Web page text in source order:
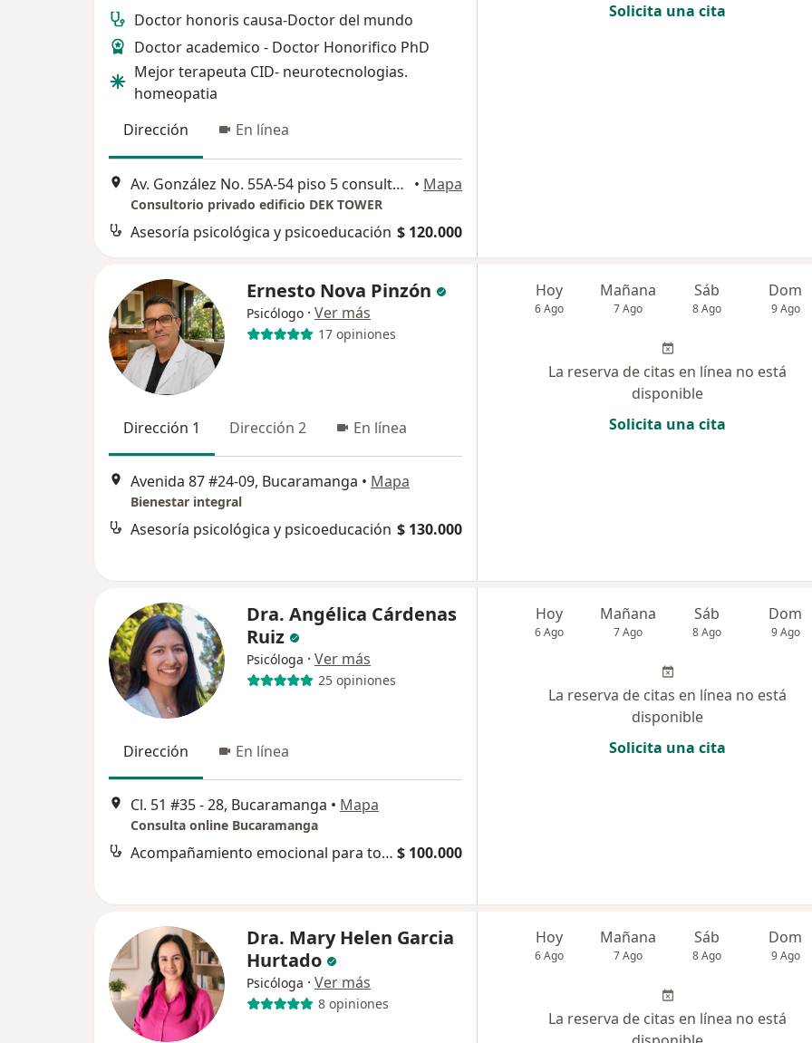
Doctor honoris causa-Doctor del mundo
Doctor academico - Doctor Honorifico PhD
Mejor terapeuta CID- neurotecnologias.
homeopatia
Dirección
En línea
Av. González No. 55A-54 piso 5 consultorio 502, Bucaramanga • Mapa
Consultorio privado edificio DEK TOWER
Asesoría psicológica y psicoeducación $ 120.000
Solicita una cita
Ernesto Nova Pinzón
Psicólogo · Ver más
17 opiniones
Dirección 1 Dirección 2 En línea
Avenida 87 #24-09, Bucaramanga • Mapa
Bienestar integral
Asesoría psicológica y psicoeducación $ 130.000
Hoy
6 Ago
Mañana
7 Ago
Sáb
8 Ago
Dom
9 Ago
La reserva de citas en línea no está
disponible
Solicita una cita
Dra. Angélica Cárdenas
Ruiz
Psicóloga · Ver más
25 opiniones
Dirección En línea
Cl. 51 #35 - 28, Bucaramanga • Mapa
Consulta online Bucaramanga
Acompañamiento emocional para tomar decisiones $ 100.000
Hoy
6 Ago
Mañana
7 Ago
Sáb
8 Ago
Dom
9 Ago
La reserva de citas en línea no está
disponible
Solicita una cita
Dra. Mary Helen Garcia
Hurtado
Psicóloga · Ver más
8 opiniones
Hoy
6 Ago
Mañana
7 Ago
Sáb
8 Ago
Dom
9 Ago
La reserva de citas en línea no está